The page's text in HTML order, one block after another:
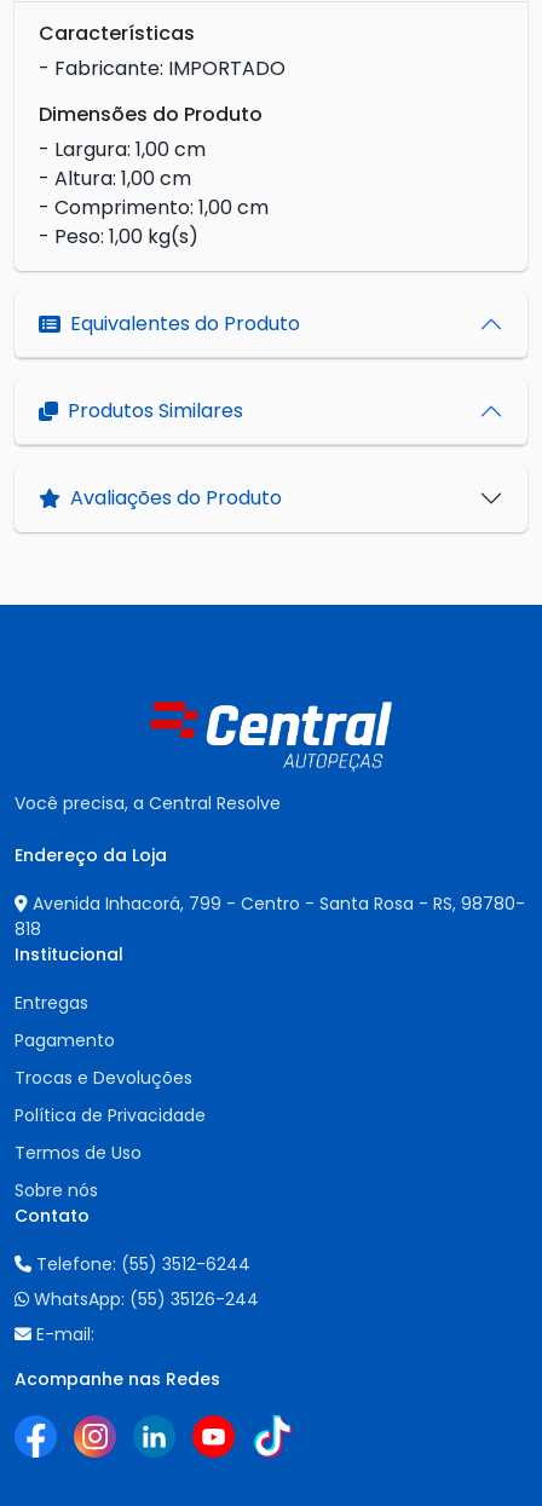
Características
- Fabricante: IMPORTADO
Dimensões do Produto
- Largura: 1,00 cm
- Altura: 1,00 cm
- Comprimento: 1,00 cm
- Peso: 1,00 kg(s)
Equivalentes do Produto
Produtos Similares
Avaliações do Produto
Você precisa, a Central Resolve
Endereço da Loja
Avenida Inhacorá, 799 - Centro - Santa Rosa - RS, 98780-
818
Institucional
Entregas
Pagamento
Trocas e Devoluções
Política de Privacidade
Termos de Uso
Sobre nós
Contato
Telefone: (55) 3512-6244
WhatsApp: (55) 35126-244
E-mail:
Acompanhe nas Redes